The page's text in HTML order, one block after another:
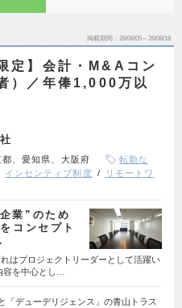
掲載期間 26/08/05～26/08/18
定】会計・M&Aコン
）／年俸1,000万以
都、愛知県、大阪府
転勤な
インセンティブ制度
リモートワ
業”のため
コンセプト
はプロジェクトリーダーとして活躍い
を中心とし…
「デューデリジェンス」の青山トラス